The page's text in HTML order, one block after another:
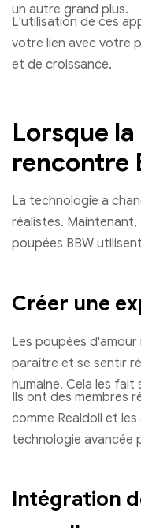
un autre grand plus.
L'utilisation de ces
votre lien avec votre
et de croissance.
Lorsque
rencontre
La technologie a
réalistes. Maintenant,
poupées BBW
Créer une
Les poupées
paraître et se sentir
humaine. Cela les fait
Ils ont des membres
comme Realdoll et
technologie avancée
Intégration